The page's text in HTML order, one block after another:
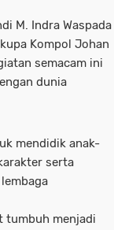
M. Indra Waspada
Kompol Johan
semacam ini
dunia
mendidik anak-
serta
tumbuh menjadi